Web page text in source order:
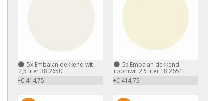
5x Embalan dekkend wit
2,5 liter 38.2650
+€ 414,75
5xEmbalan dekkend
roomwit 2,5 liter 38.2651
+€ 414,75